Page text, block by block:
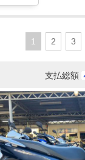
1 2 3
支払総額